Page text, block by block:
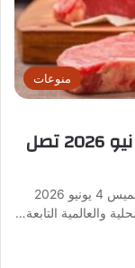
منوعات
أسعار اللحوم اليوم الخميس 4 يونيو 2026 تصل
استقرت أسعار اللحوم البلدي والمستورد اليوم الخميس 4 يونيو 2026
والعالمية التابعة…